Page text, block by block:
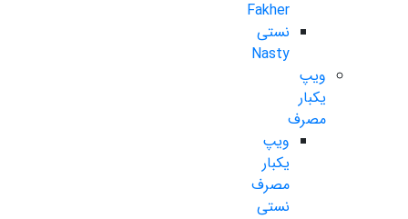
Fakher
نستی
Nasty
ویپ
یکبار
مصرف
ویپ
یکبار
مصرف
نستی